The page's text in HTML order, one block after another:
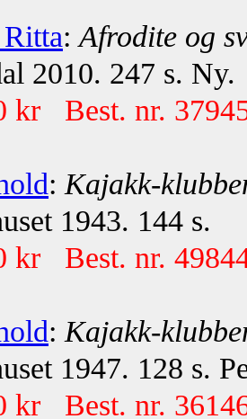
:Afrodite og
2010. 247 s. Ny.
kr Best. nr.
: Kajakk-
1943. 144 s.
kr Best. nr.
: Kajakk-
1947. 128 s.
kr Best. nr.